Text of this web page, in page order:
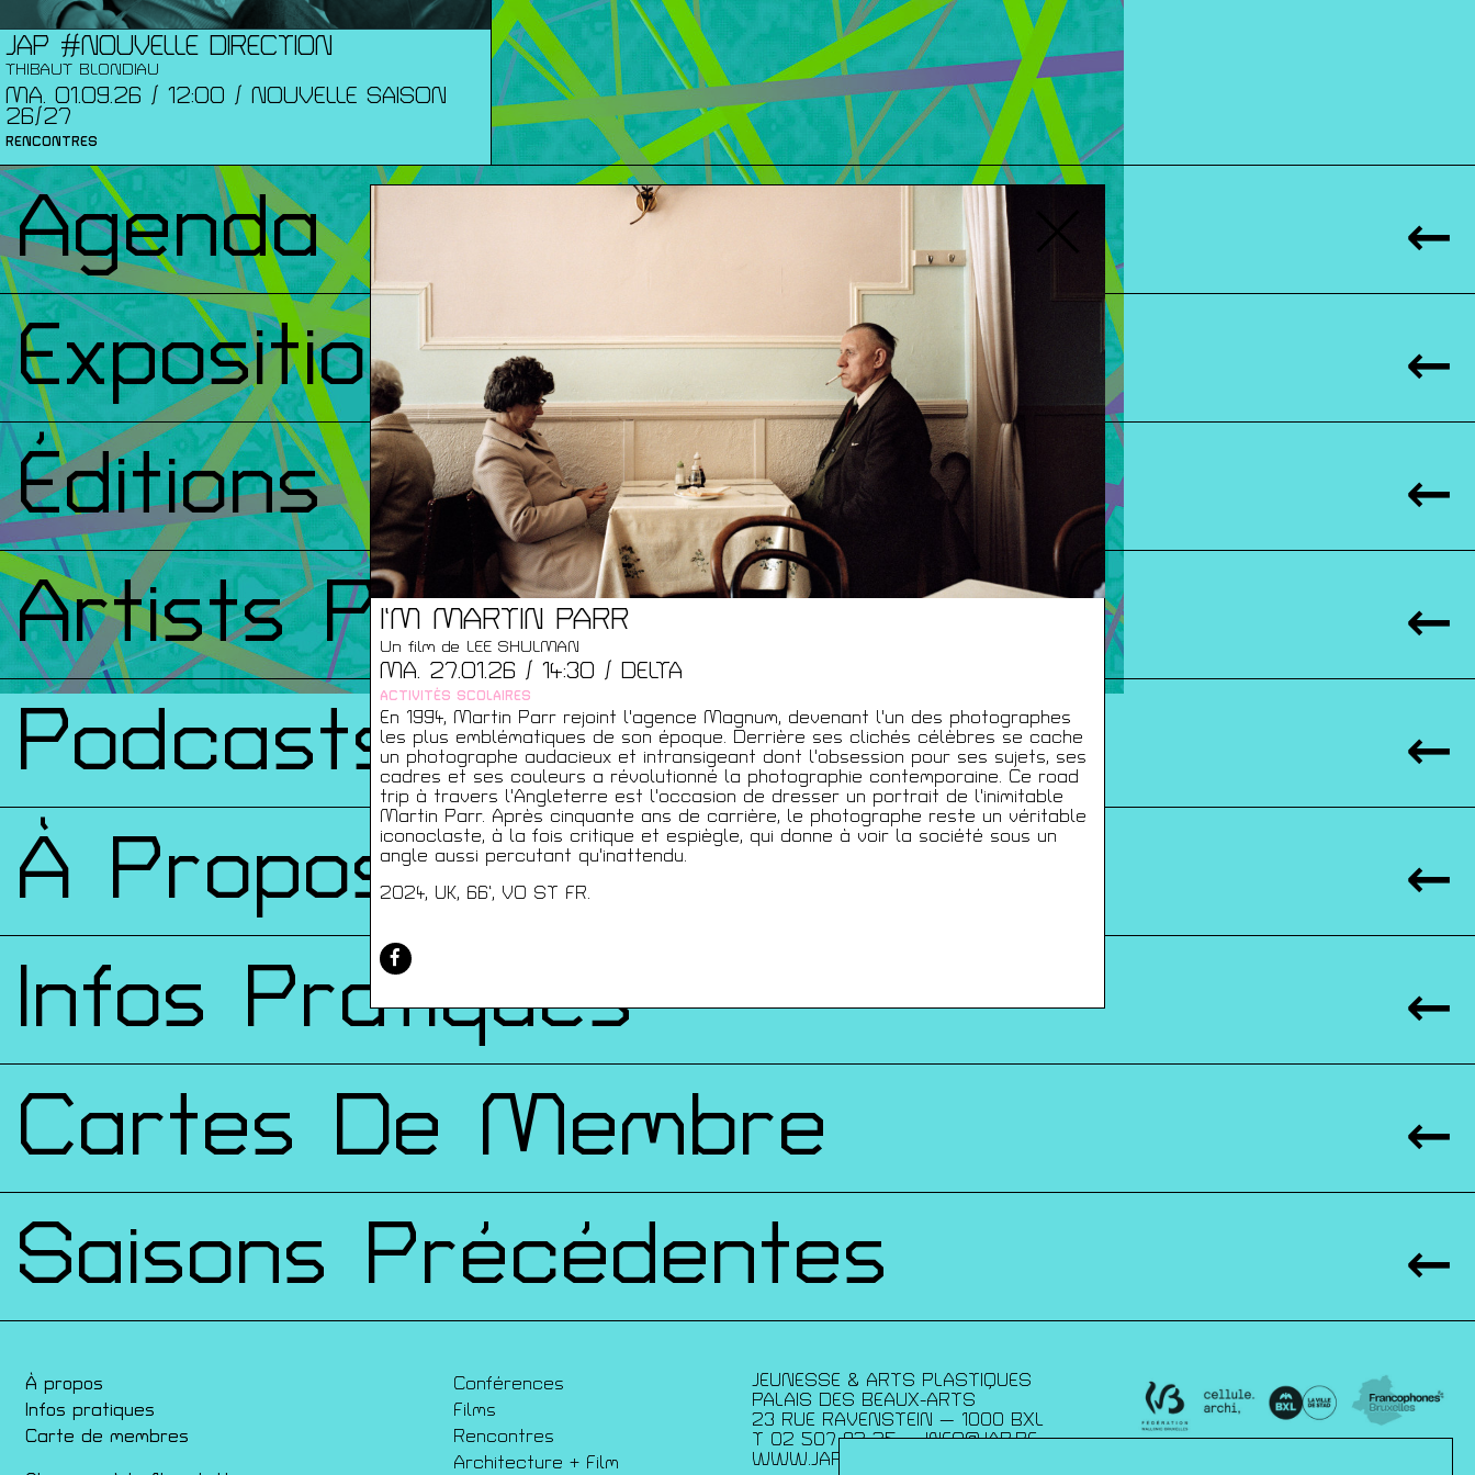
I’M MARTIN PARR
Un film de LEE SHULMAN
MA. 27.01.26 / 14:30 / DELTA
ACTIVITÉS SCOLAIRES
En 1994, Martin Parr rejoint l'agence Magnum, devenant l'un des photographes
les plus emblématiques de son époque. Derrière ses clichés célèbres se cache
un photographe audacieux et intransigeant dont l'obsession pour ses sujets, ses
cadres et ses couleurs a révolutionné la photographie contemporaine. Ce road
trip à travers l'Angleterre est l'occasion de dresser un portrait de l'inimitable
Martin Parr. Après cinquante ans de carrière, le photographe reste un véritable
iconoclaste, à la fois critique et espiègle, qui donne à voir la société sous un
angle aussi percutant qu'inattendu.
2024, UK, 66’, VO ST FR.
JAP #NOUVELLE DIRECTION
THIBAUT BLONDIAU
MA. 01.09.26 / 12:00 / NOUVELLE SAISON
26/27
RENCONTRES
Agenda
Expositions
Éditions
Artists Print
Podcasts
À Propos
Infos Pratiques
Cartes De Membre
Saisons Précédentes
À propos
Infos pratiques
Carte de membres
Conférences
Films
Rencontres
Architecture + Film
JEUNESSE & ARTS PLASTIQUES
PALAIS DES BEAUX-ARTS
23 RUE RAVENSTEIN — 1000 BXL
T 02 507 82 25 —INFO@JAP.BE
WWW.JAP.BE